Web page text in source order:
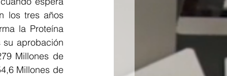
los tres años
la Proteína
su aprobación
Millones de
Millones de